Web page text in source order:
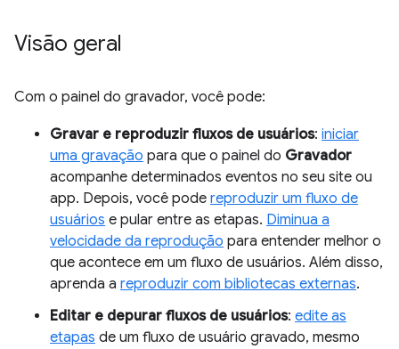
Visão geral
Com o painel do gravador, você pode:
Gravar e reproduzir fluxos de usuários: iniciar
uma gravação para que o painel do Gravador
acompanhe determinados eventos no seu site ou
app. Depois, você pode reproduzir um fluxo de
usuários e pular entre as etapas. Diminua a
velocidade da reprodução para entender melhor o
que acontece em um fluxo de usuários. Além disso,
aprenda a reproduzir com bibliotecas externas.
Editar e depurar fluxos de usuários: edite as
etapas de um fluxo de usuário gravado, mesmo